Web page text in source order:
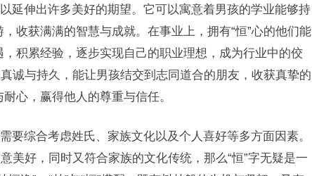
延伸出许多美好的期望。它可以寓意着男孩的学业能够持
收获满满的智慧与成就。在事业上，拥有“恒”心的他们能
积累经验，逐步实现自己的职业理想，成为行业中的佼
诚与持久，能让男孩结交到志同道合的朋友，收获真挚的
心，赢得他人的尊重与信任。
要综合考虑姓氏、家族文化以及个人喜好等多方面因素。
美好，同时又符合家族的文化传统，那么“恒”字无疑是一